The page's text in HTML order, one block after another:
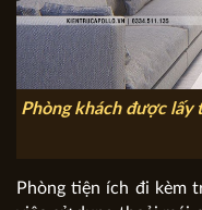
Phòng khách được lấy
Phòng tiện ích đi kèm